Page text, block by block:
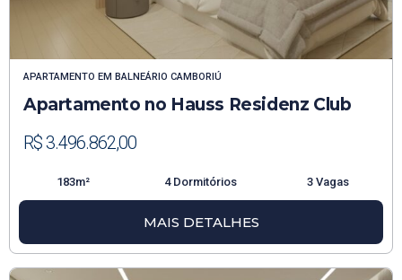
APARTAMENTO EM BALNEÁRIO CAMBORIÚ
Apartamento no Hauss Residenz Club
R$ 3.496.862,00
183m² 4 Dormitórios 3 Vagas
MAIS DETALHES